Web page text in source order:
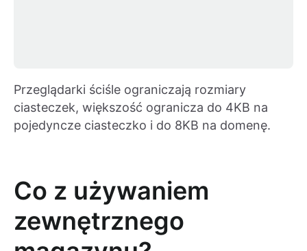
Przeglądarki ściśle ograniczają rozmiary
ciasteczek, większość ogranicza do 4KB na
pojedyncze ciasteczko i do 8KB na domenę.
Co z używaniem
zewnętrznego